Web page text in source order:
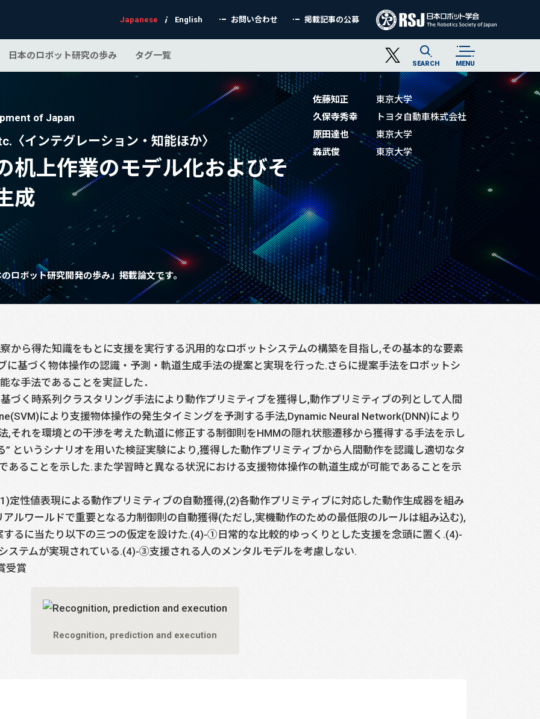
Japanese English お問い合わせ 掲載記事の公募
日本のロボット研究の歩み タグ一覧
SEARCH MENU
of Japan
〈インテグレーション・知能ほか〉
机上作業のモデル化およびそ
成
佐藤知正
東京大学
久保寺秀幸
トヨタ自動車株式会社
原田達也
東京大学
森武俊
東京大学
ロボット研究開発の歩み」掲載論文です。
から得た知識をもとに支援を実行する汎用的なロボットシステムの構築を目指し,その基本的な要素
に基づく物体操作の認識・予測・軌道生成手法の提案と実現を行った.さらに提案手法をロボットシ
な手法であることを実証した．
づく時系列クラスタリング手法により動作プリミティブを獲得し,動作プリミティブの列として人間
により支援物体操作の発生タイミングを予測する手法,Dynamic Neural Network(DNN)により
,それを環境との干渉を考えた軌道に修正する制御則をHMMの隠れ状態遷移から獲得する手法を示し
” というシナリオを用いた検証実験により,獲得した動作プリミティブから人間動作を認識し適切なタ
あることを示した.また学習時と異なる状況における支援物体操作の軌道生成が可能であることを示
定性値表現による動作プリミティブの自動獲得,(2)各動作プリミティブに対応した動作生成器を組み
ルワールドで重要となる力制御則の自動獲得(ただし,実機動作のための最低限のルールは組み込む),
るに当たり以下の三つの仮定を設けた.(4)-①日常的な比較的ゆっくりとした支援を念頭に置く.(4)-
テムが実現されている.(4)-③支援される人のメンタルモデルを考慮しない.
受賞
Recognition, prediction and execution